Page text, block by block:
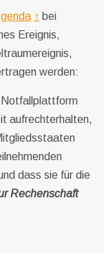
↑ bei
Ereignis,
werden:
Notfallplattform
aufrechterhalten,
dass sie für die
Rechenschaft